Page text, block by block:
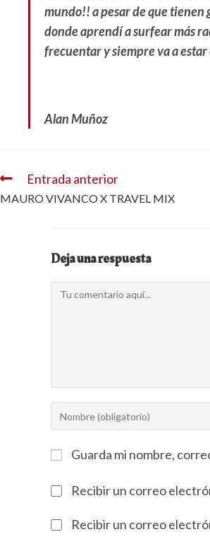
mundo!! a pesar de que tienen
donde aprendí a surfear más
frecuentar y siempre va a estar
Alan Muñoz
Entrada anterior
MAURO VIVANCO X TRAVEL MIX
Deja una respuesta
Guarda mi nombre,
Recibir un correo
Recibir un correo